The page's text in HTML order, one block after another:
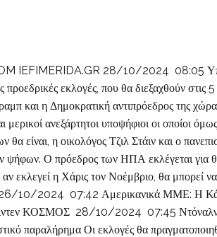
IEFIMERIDA.GR 28/10/2024 08:05
προεδρικές εκλογές, που θα διεξαχθούν
και η Δημοκρατική αντιπρόεδρος της
μερικοί ανεξάρτητοι υποψήφιοι οι οποίοι
θα είναι, η οικολόγος Τζιλ Στάιν και ο
ψήφων. Ο πρόεδρος των ΗΠΑ εκλέγεται για
αν εκλεγεί η Χάρις τον Νοέμβριο, θα μπορεί
2024 07:42 Αμερικανικά ΜΜΕ: Η Κάμαλα
ΚΟΣΜΟΣ 28/10/2024 07:45 Ντόναλντ
παραλήρημα Οι εκλογές θα